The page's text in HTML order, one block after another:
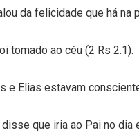
da felicidade que há na
tomado ao céu (2 Rs 2.1).
e Elias estavam
que iria ao Pai no dia